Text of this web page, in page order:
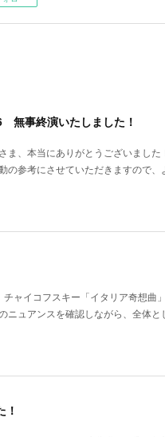
事終演いたしました！
ま、本当にありがとうございまし
の参考にさせていただきますので
ャイコフスキー「イタリア奇想曲
ニュアンスを確認しながら、全体
！